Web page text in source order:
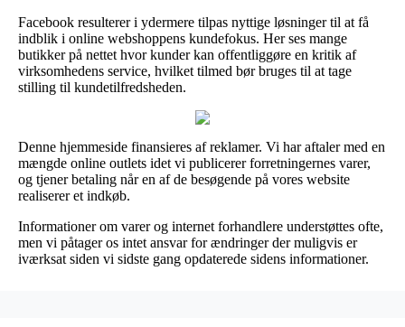
Facebook resulterer i ydermere tilpas nyttige løsninger til at få
indblik i online webshoppens kundefokus. Her ses mange
butikker på nettet hvor kunder kan offentliggøre en kritik af
virksomhedens service, hvilket tilmed bør bruges til at tage
stilling til kundetilfredsheden.
Denne hjemmeside finansieres af reklamer. Vi har aftaler med en
mængde online outlets idet vi publicerer forretningernes varer,
og tjener betaling når en af de besøgende på vores website
realiserer et indkøb.
Informationer om varer og internet forhandlere understøttes ofte,
men vi påtager os intet ansvar for ændringer der muligvis er
iværksat siden vi sidste gang opdaterede sidens informationer.